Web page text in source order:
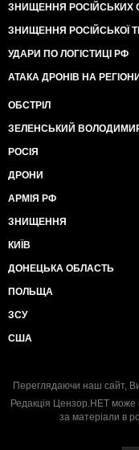
ЗНИЩЕННЯ РОСІЙСЬКИХ
ЗНИЩЕННЯ РОСІЙСЬКОЇ
УДАРИ ПО ЛОГІСТИЦІ РФ
АТАКА ДРОНІВ НА
ОБСТРІЛ
ЗЕЛЕНСЬКИЙ
РОСІЯ
ДРОНИ
АРМІЯ РФ
ЗНИЩЕННЯ
КИЇВ
ДОНЕЦЬКА ОБЛАСТЬ
ПОЛЬЩА
ЗСУ
США
Переглядаючи наш сайт,
Редакція Цензор.НЕТ може
за матеріали в